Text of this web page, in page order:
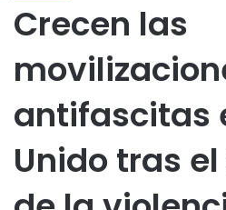
Crecen las
antifascitas
Unido tras